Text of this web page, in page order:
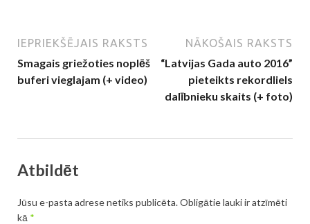
IEPRIEKŠĒJAIS RAKSTS
Smagais griežoties noplēš
buferi vieglajam (+ video)
NĀKOŠAIS RAKSTS
“Latvijas Gada auto 2016”
pieteikts rekordliels
dalībnieku skaits (+ foto)
Atbildēt
Jūsu e-pasta adrese netiks publicēta.Obligātie lauki ir atzīmēti
kā *